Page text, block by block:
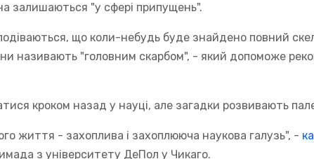
залишаються "у сфері припущень".
що коли-небудь буде знайдено повний
називають "головним скарбом", - який допоможе
кроком назад у науці, але загадки розвивають
життя - захоплива і захоплююча наукова галузь", -
з університету ДеПол у Чикаго.